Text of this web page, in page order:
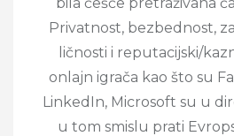
Privatnost, bezbednost,
ličnosti i reputacijski/
onlajn igrača kao što su
LinkedIn, Microsoft su u
u tom smislu prati